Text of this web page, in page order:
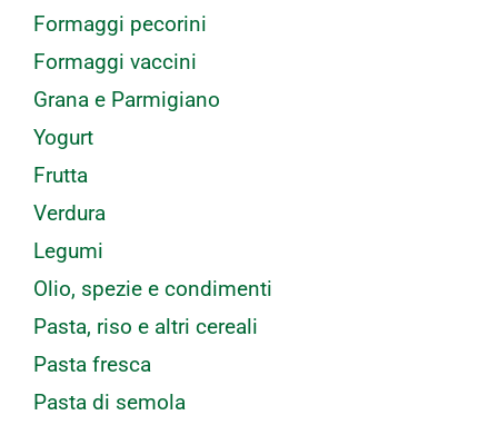
Formaggi pecorini
Formaggi vaccini
Grana e Parmigiano
Yogurt
Frutta
Verdura
Legumi
Olio, spezie e condimenti
Pasta, riso e altri cereali
Pasta fresca
Pasta di semola